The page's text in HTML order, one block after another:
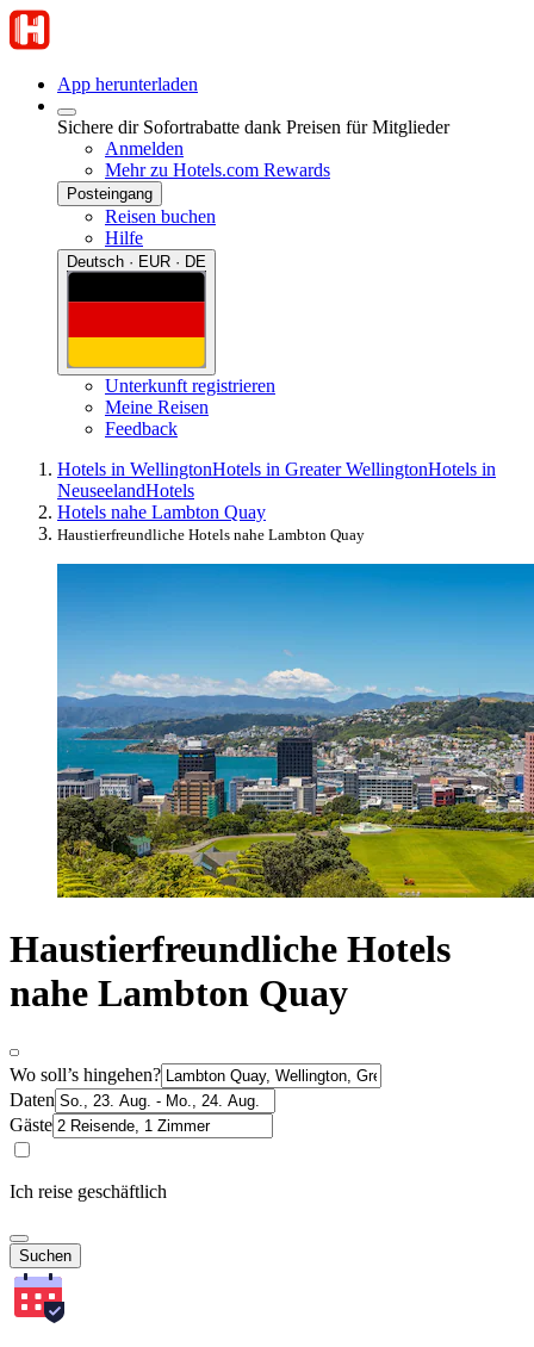
App herunterladen
Sichere dir Sofortrabatte dank Preisen für Mitglieder
Anmelden
Mehr zu Hotels.com Rewards
Posteingang
Reisen buchen
Hilfe
Deutsch · EUR · DE
Unterkunft registrieren
Meine Reisen
Feedback
Hotels in WellingtonHotels in Greater WellingtonHotels in
NeuseelandHotels
Hotels nahe Lambton Quay
Haustierfreundliche Hotels nahe Lambton Quay
Haustierfreundliche Hotels
nahe Lambton Quay
Wo soll’s hingehen?
Daten
Gäste
Ich reise geschäftlich
Suchen